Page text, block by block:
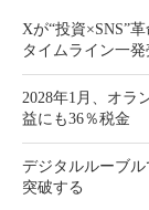
Xが“投資×SNS”
タイムライン一発
2028年1月、オラ
益にも36％税金
デジタルルーブル
突破する